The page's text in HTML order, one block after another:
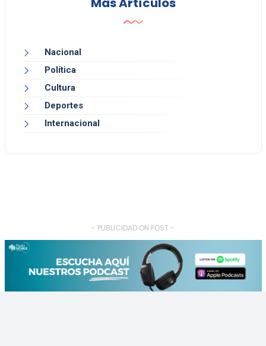
Nacional
Política
Cultura
Deportes
Internacional
- PUBLICIDAD ON POST -